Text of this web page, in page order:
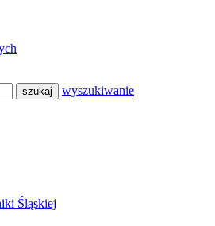
wyszukiwanie